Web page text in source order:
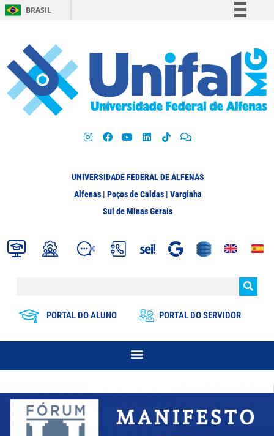
BRASIL
Participe
Acesso à informação
Legislação
UNIVERSIDADE FEDERAL DE ALFENAS
Alfenas | Poços de Caldas | Varginha
Sul de Minas Gerais
PORTAL DO ALUNO PORTAL DO SERVIDOR